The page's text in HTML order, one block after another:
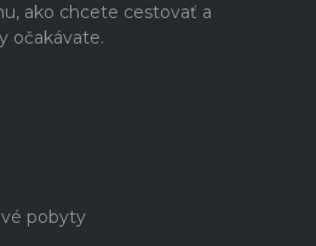
ako chcete cestovať a
očakávate.
pobyty